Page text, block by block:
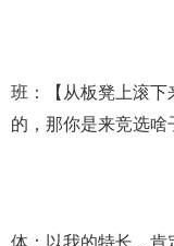
班：【从板凳上滚下
的，那你是来竞选啥